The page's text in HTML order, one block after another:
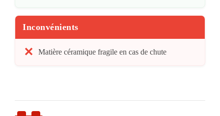
Inconvénients
Matière céramique fragile en cas de chute